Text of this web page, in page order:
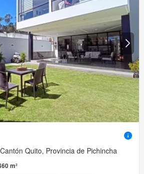
Quito, Provincia de Pichincha
m²